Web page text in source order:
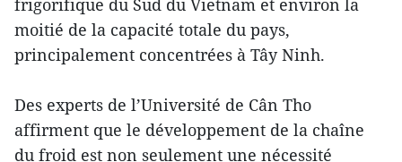
frigorifique du Sud du Vietnam et environ la
moitié de la capacité totale du pays,
principalement concentrées à Tây Ninh.
Des experts de l’Université de Cân Tho
affirment que le développement de la chaîne
du froid est non seulement une nécessité